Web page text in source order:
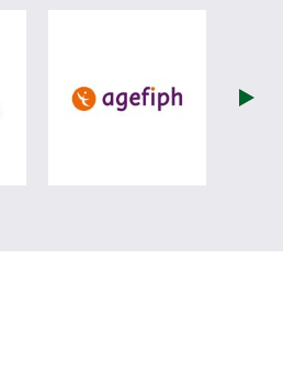
visiter les site de Ministère du travail
visiter les